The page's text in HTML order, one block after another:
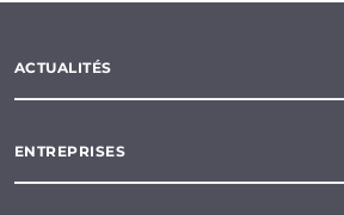
ACTUALITÉS
ENTREPRISES